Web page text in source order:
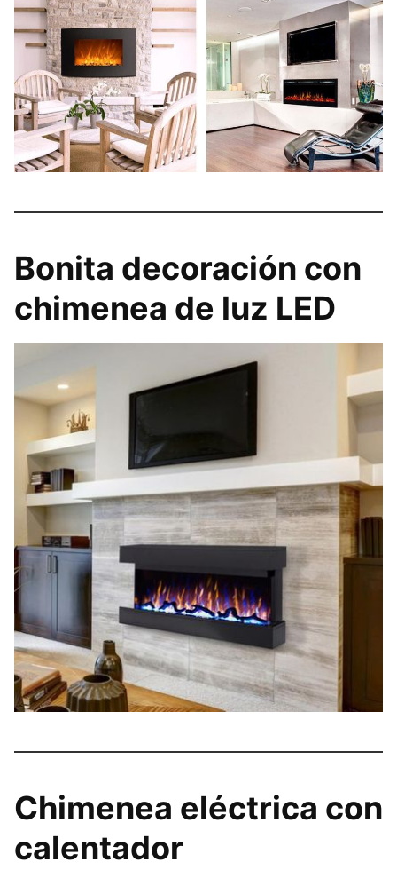
Bonita decoración con
chimenea de luz LED
Chimenea eléctrica con
calentador